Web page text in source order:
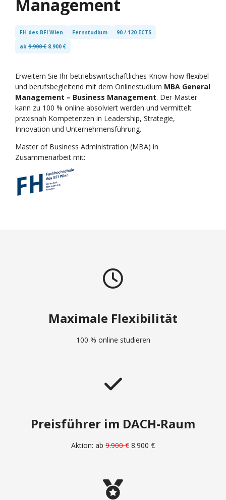
Management
FH des BFI Wien Fernstudium
90 / 120 ECTS
ab 9.900 € 8.900 €
Erweitern Sie Ihr betriebswirtschaftliches Know-how flexibel
und berufsbegleitend mit dem Onlinestudium MBA General
Management – Business Management. Der Master
kann zu 100 % online absolviert werden und vermittelt
praxisnah Kompetenzen in Leadership, Strategie,
Innovation und Unternehmensführung.
Master of Business Administration (MBA) in
Zusammenarbeit mit:
Maximale Flexibilität
100 % online studieren
Preisführer im DACH-Raum
Aktion: ab 9.900 € 8.900 €